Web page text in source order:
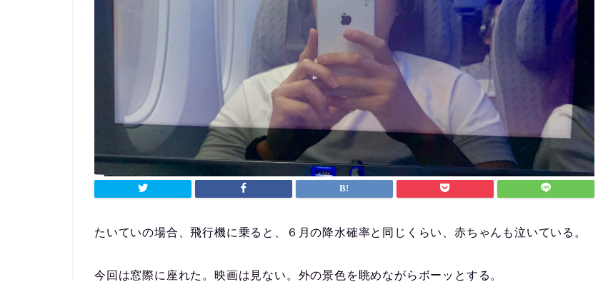
たいていの場合、飛行機に乗ると、６月の降水確率と同じくらい、赤ちゃんも泣いている。
今回は窓際に座れた。映画は見ない。外の景色を眺めながらボーッとする。